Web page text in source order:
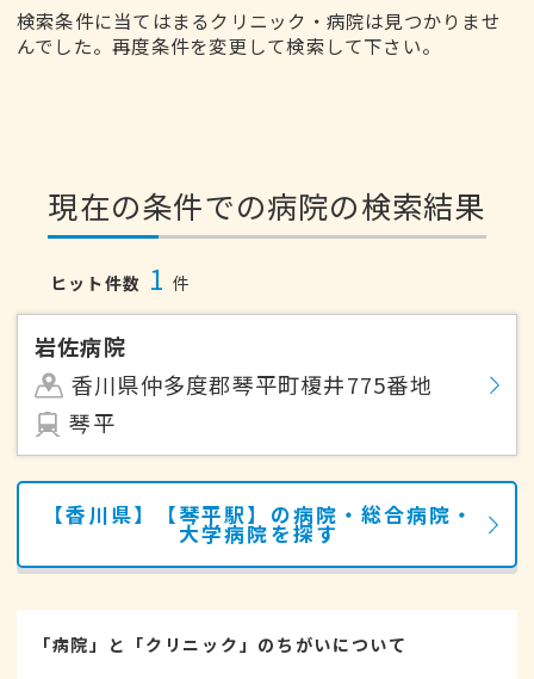
検索条件に当てはまるクリニック・病院は見つかりませ
んでした。再度条件を変更して検索して下さい。
現在の条件での病院の検索結果
ヒット件数 1 件
岩佐病院
香川県仲多度郡琴平町榎井775番地
琴平
【香川県】【琴平駅】の病院・総合病院・
大学病院を探す
「病院」と「クリニック」のちがいについて